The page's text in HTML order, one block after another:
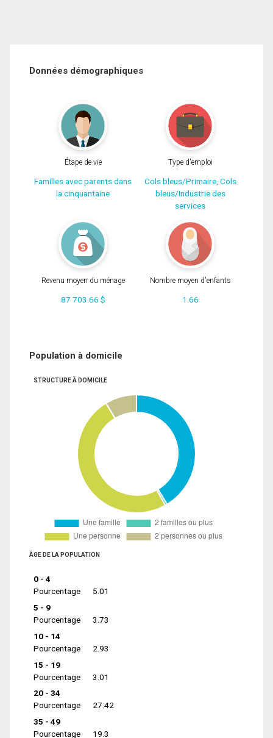
Données démographiques
Étape de vie
Familles avec parents dans
la cinquantaine
Type d'emploi
Cols bleus/Primaire, Cols
bleus/Industrie des
services
Revenu moyen du ménage
87 703.66 $
Nombre moyen d'enfants
1.66
Population à domicile
STRUCTURE À DOMICILE
ÂGE DE LA POPULATION
0 - 4
Pourcentage
5.01
5 - 9
Pourcentage
3.73
10 - 14
Pourcentage
2.93
15 - 19
Pourcentage
3.01
20 - 34
Pourcentage
27.42
35 - 49
Pourcentage
19.3